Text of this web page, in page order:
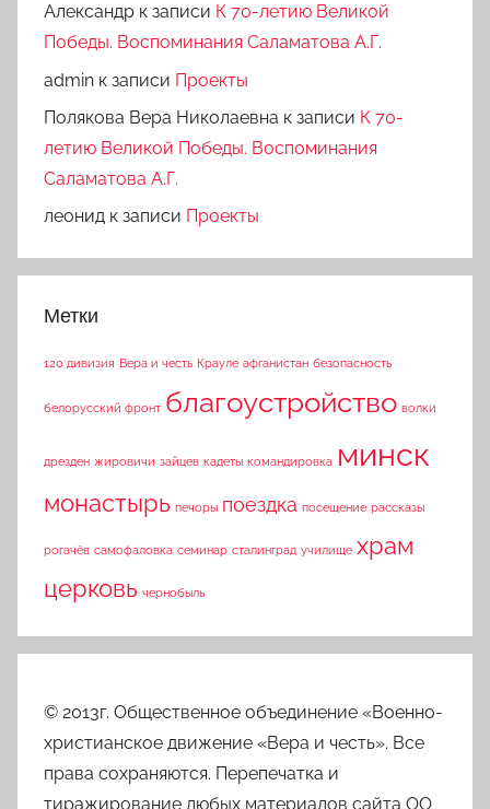
Александр к записи К 70-летию Великой
Победы. Воспоминания Саламатова А.Г.
admin к записи Проекты
Полякова Вера Николаевна к записи К 70-
летию Великой Победы. Воспоминания
Саламатова А.Г.
леонид к записи Проекты
Метки
120 дивизия Вера и честь Крауле афганистан безопасность
белорусский фронт благоустройство волки
дрезден жировичи зайцев кадеты командировка минск
монастырь печоры поездка посещение рассказы
рогачёв самофаловка семинар сталинград училище храм
церковь чернобыль
© 2013г. Общественное объединение «Военно-
христианское движение «Вера и честь». Все
права сохраняются. Перепечатка и
тиражирование любых материалов сайта ОО